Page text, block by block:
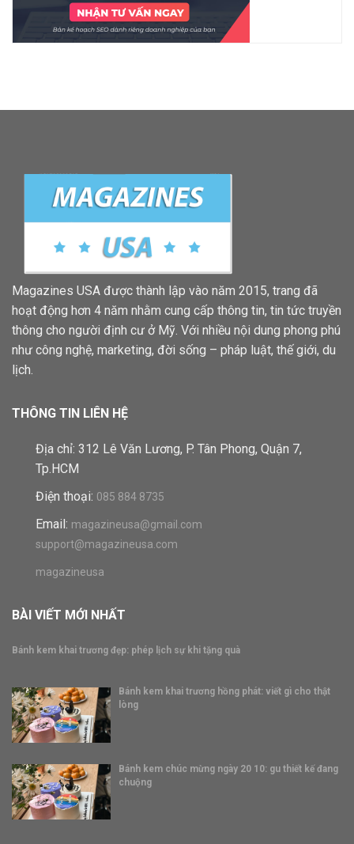
Magazines USA được thành lập vào năm 2015, trang đã
hoạt động hơn 4 năm nhằm cung cấp thông tin, tin tức truyền
thông cho người định cư ở Mỹ. Với nhiều nội dung phong phú
như công nghệ, marketing, đời sống – pháp luật, thế giới, du
lịch.
THÔNG TIN LIÊN HỆ
Địa chỉ: 312 Lê Văn Lương, P. Tân Phong, Quận 7,
Tp.HCM
Điện thoại: 085 884 8735
Email: magazineusa@gmail.com
support@magazineusa.com
magazineusa
BÀI VIẾT MỚI NHẤT
Bánh kem khai trương đẹp: phép lịch sự khi tặng quà
Bánh kem khai trương hồng phát: viết gì cho thật
lòng
Bánh kem chúc mừng ngày 20 10: gu thiết kế đang
chuộng